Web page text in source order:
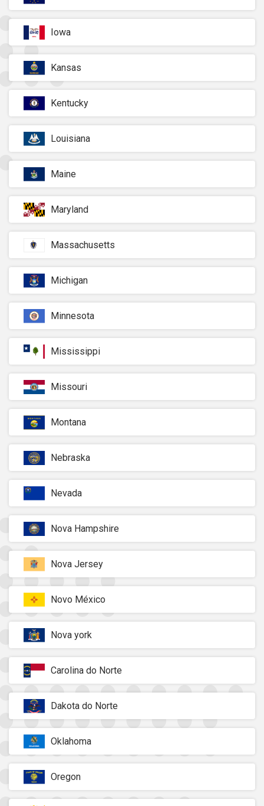
Iowa
Kansas
Kentucky
Louisiana
Maine
Maryland
Massachusetts
Michigan
Minnesota
Mississippi
Missouri
Montana
Nebraska
Nevada
Nova Hampshire
Nova Jersey
Novo México
Nova york
Carolina do Norte
Dakota do Norte
Oklahoma
Oregon